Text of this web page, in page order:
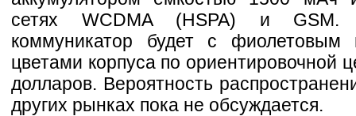
сетях WCDMA (HSPA) и GSM.
коммуникатор будет с фиолетовым
цветами корпуса по ориентировочной
долларов. Вероятность
других рынках пока не обсуждается.